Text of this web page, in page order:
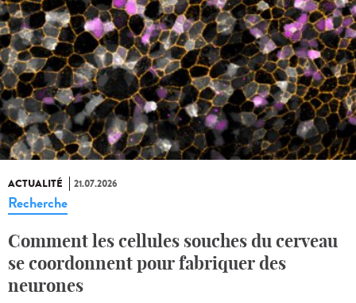
ACTUALITÉ 21.07.2026
Recherche
Comment les cellules souches du cerveau
se coordonnent pour fabriquer des
neurones